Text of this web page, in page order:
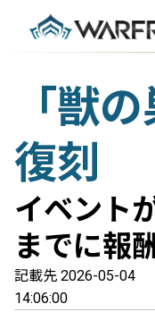
「獣
復刻
イベント
までに報
記載先 2026-05-04
14:06:00